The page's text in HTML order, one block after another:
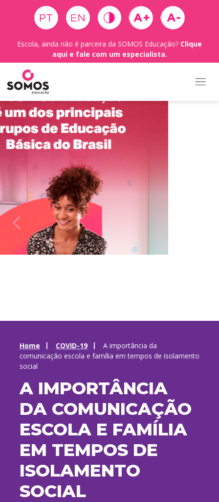
Escola, ainda não é parceira da SOMOS Educação? Clique
aqui e fale com um especialista.
Home COVID-19
A importância da
comunicação escola e família em tempos de isolamento
social
A IMPORTÂNCIA
DA COMUNICAÇÃO
ESCOLA E FAMÍLIA
EM TEMPOS DE
ISOLAMENTO
SOCIAL